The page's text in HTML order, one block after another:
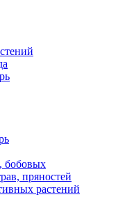
бобовых
пряностей
растений